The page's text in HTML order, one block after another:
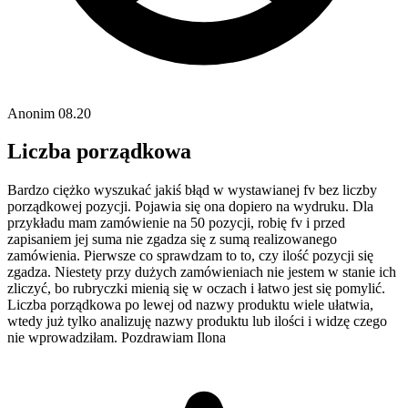
Anonim 08.20
Liczba porządkowa
Bardzo ciężko wyszukać jakiś błąd w wystawianej fv bez liczby
porządkowej pozycji. Pojawia się ona dopiero na wydruku. Dla
przykładu mam zamówienie na 50 pozycji, robię fv i przed
zapisaniem jej suma nie zgadza się z sumą realizowanego
zamówienia. Pierwsze co sprawdzam to to, czy ilość pozycji się
zgadza. Niestety przy dużych zamówieniach nie jestem w stanie ich
zliczyć, bo rubryczki mienią się w oczach i łatwo jest się pomylić.
Liczba porządkowa po lewej od nazwy produktu wiele ułatwia,
wtedy już tylko analizuję nazwy produktu lub ilości i widzę czego
nie wprowadziłam. Pozdrawiam Ilona